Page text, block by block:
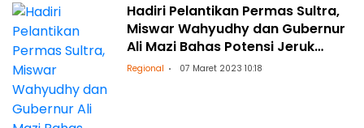
Hadiri Pelantikan Permas Sultra,
Miswar Wahyudhy dan Gubernur
Ali Mazi Bahas Potensi Jeruk
Selayar
Regional 07 Maret 2023 10:18